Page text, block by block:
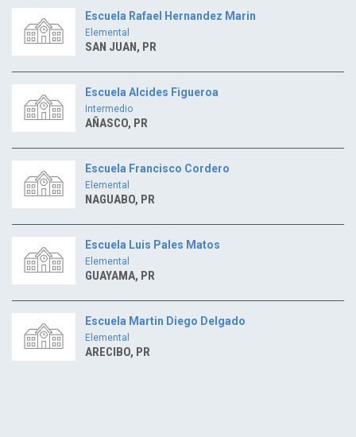
Escuela Rafael Hernandez Marin
Elemental
SAN JUAN, PR
Escuela Alcides Figueroa
Intermedio
AÑASCO, PR
Escuela Francisco Cordero
Elemental
NAGUABO, PR
Escuela Luis Pales Matos
Elemental
GUAYAMA, PR
Escuela Martin Diego Delgado
Elemental
ARECIBO, PR